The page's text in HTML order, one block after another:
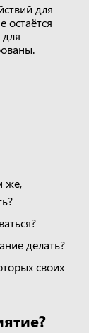
для
остаётся
же,
делать?
своих